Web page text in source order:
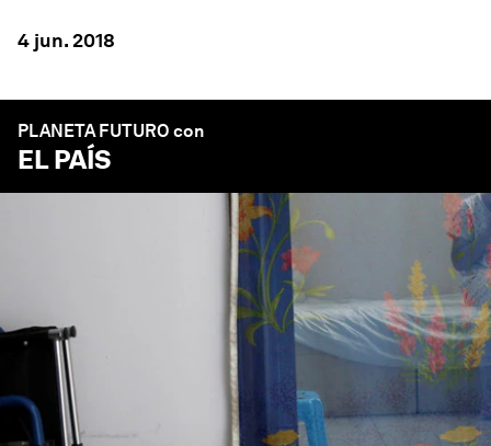
4 jun. 2018
PLANETA FUTURO con
EL PAÍS